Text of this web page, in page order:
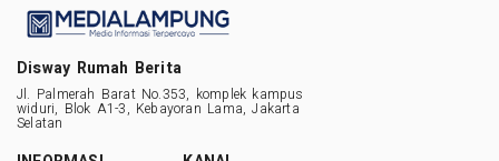
Disway Rumah Berita
Jl. Palmerah Barat No.353, komplek kampus
widuri, Blok A1-3, Kebayoran Lama, Jakarta
Selatan